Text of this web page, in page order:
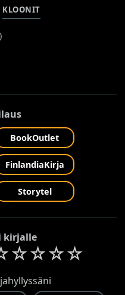
KLOONIT
)
BookOutlet
FinlandiaKirja
Storytel
kirjalle
☆☆☆☆